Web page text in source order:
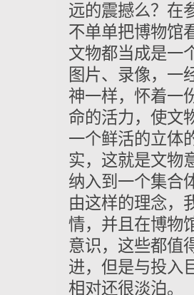
远的震撼么？在
不单单把博物馆
文物都当成是一
图片、录像，一
神一样，怀着一
命的活力，使文
一个鲜活的立体
实， 这就是文物
纳入到一个集合
由这样的理念，
情，并且在博物
意识，这些都值
进，但是与投入
相对还很淡泊。